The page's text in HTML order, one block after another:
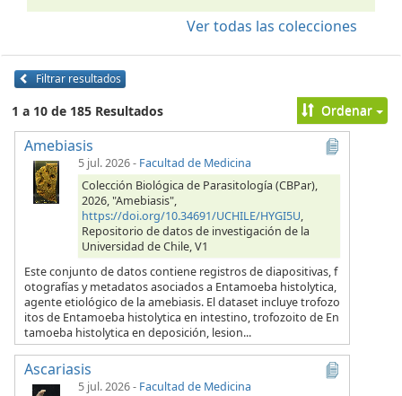
Ver todas las colecciones
Filtrar resultados
1 a 10 de 185 Resultados Ordenar
Amebiasis
5 jul. 2026- Facultad de Medicina
Colección Biológica de Parasitología (CBPar),
2026, "Amebiasis",
https://doi.org/10.34691/UCHILE/HYGI5U,
Repositorio de datos de investigación de la
Universidad de Chile, V1
Este conjunto de datos contiene registros de diapositivas, f
otografías y metadatos asociados a Entamoeba histolytica,
agente etiológico de la amebiasis. El dataset incluye trofozo
itos de Entamoeba histolytica en intestino, trofozoito de En
tamoeba histolytica en deposición, lesion...
Ascariasis
5 jul. 2026- Facultad de Medicina